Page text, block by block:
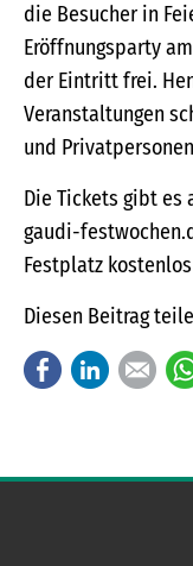
die Besucher in
Eröffnungsparty
der Eintritt frei.
Veranstaltungen
und
Die Tickets gibt es
gaudi-
Festplatz
Diesen Beitrag
FacebookLinkedIn
E-